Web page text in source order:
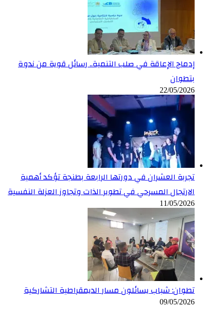
إدماج الإعاقة في صلب التنمية.. رسائل قوية من ندوة
بتطوان
22/05/2026
تجربة العشران في دورتها الرابعة بطنجة تؤكد أهمية
الارتجال المسرحي في تطوير الذات وتجاوز العزلة النفسية
11/05/2026
تطوان: شباب يسائلون مسار الديمقراطية التشاركية
09/05/2026